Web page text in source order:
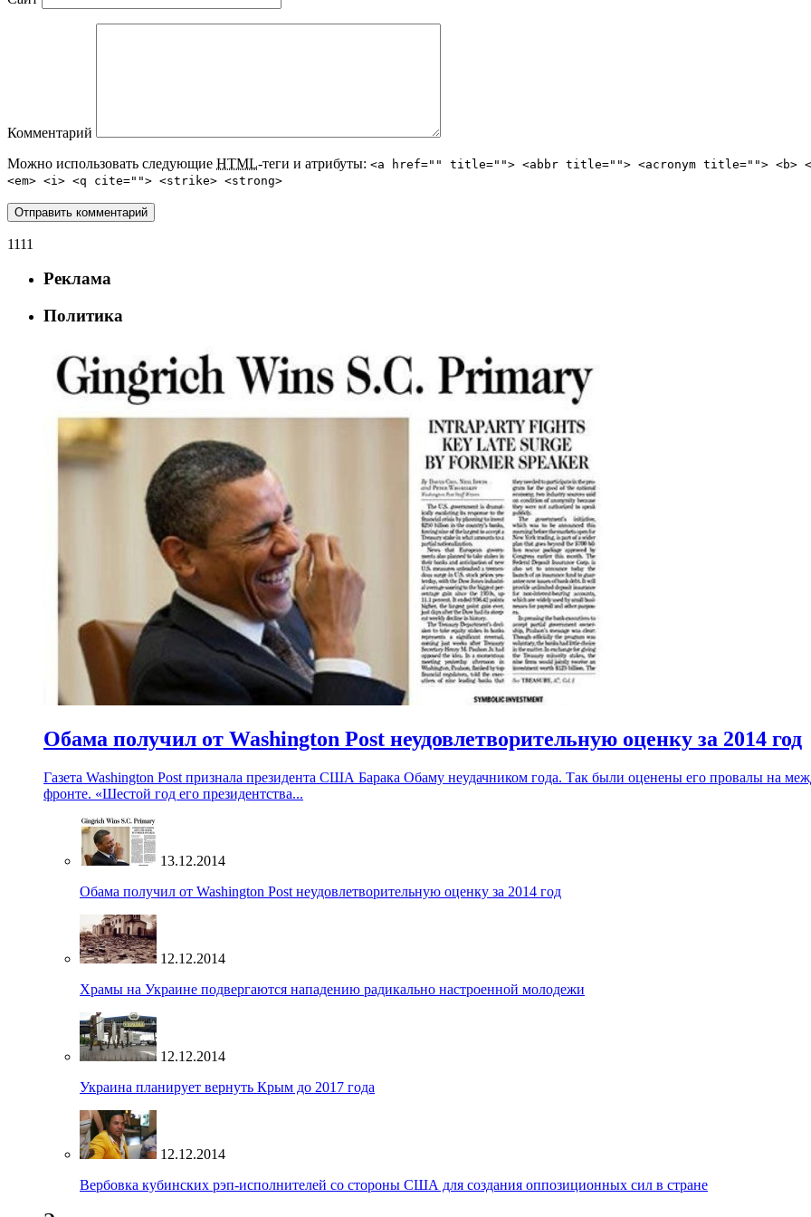
Комментарий
Можно использовать следующие HTML-теги и атрибуты: <a href="" title=""> <abbr title=""> <acronym title=""> <b>
<em> <i> <q cite=""> <strike> <strong>
1111
Реклама
Политика
Обама получил от Washington Post неудовлетворительную оценку за 2014 год
Газета Washington Post признала президента США Барака Обаму неудачником года. Так были оценены его провалы на
фронте. «Шестой год его президентства...
13.12.2014
Обама получил от Washington Post неудовлетворительную оценку за 2014 год
12.12.2014
Храмы на Украине подвергаются нападению радикально настроенной молодежи
12.12.2014
Украина планирует вернуть Крым до 2017 года
12.12.2014
Вербовка кубинских рэп-исполнителей со стороны США для создания оппозиционных сил в стране